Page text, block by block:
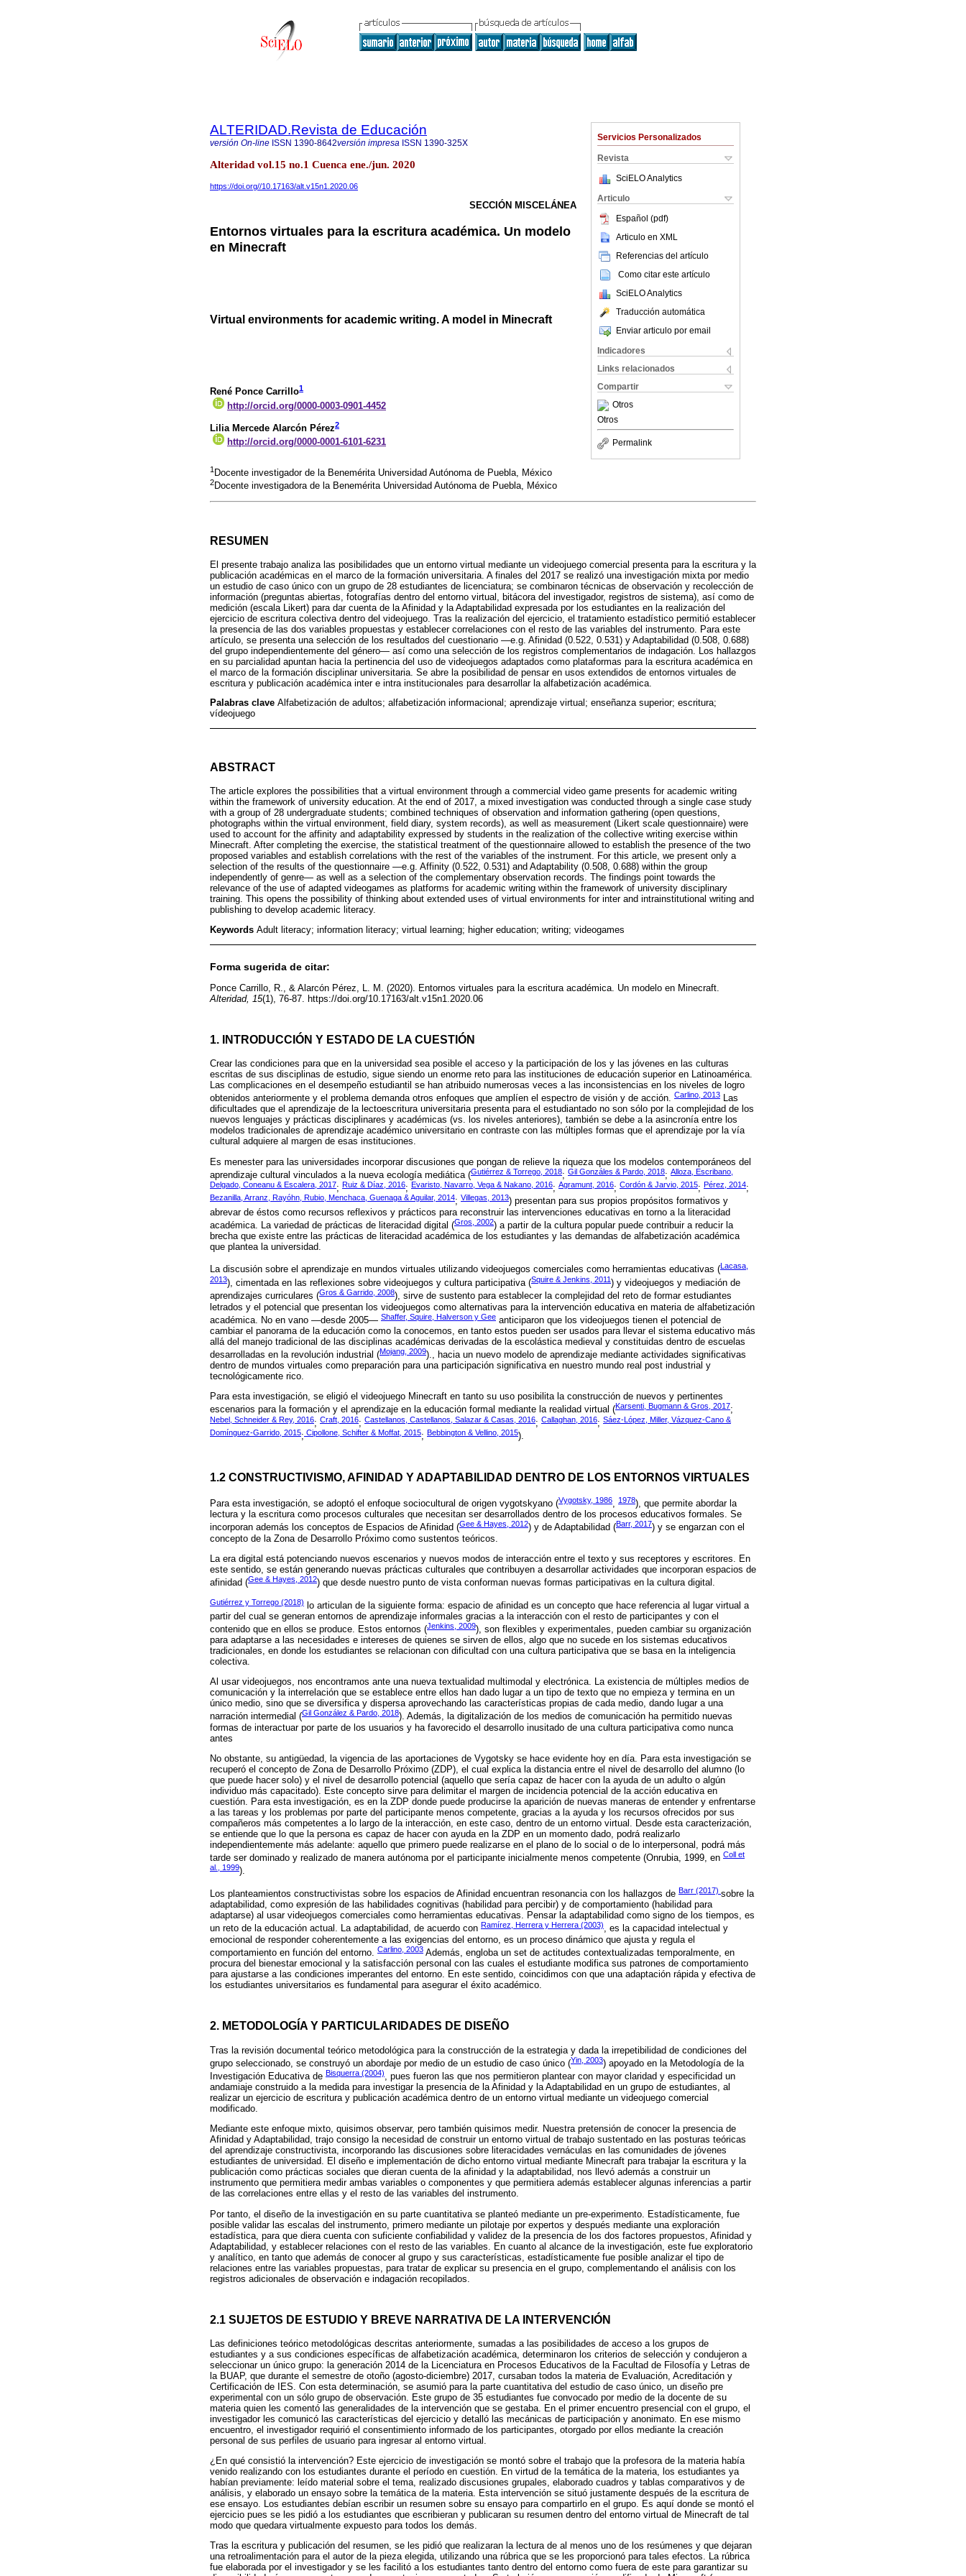
Servicios Personalizados
Revista
SciELO Analytics
Articulo
Español (pdf)
Articulo en XML
Referencias del artículo
Como citar este artículo
SciELO Analytics
Traducción automática
Enviar articulo por email
Indicadores
Links relacionados
Compartir
Otros
Otros
Permalink
ALTERIDAD.Revista de Educación
versión On-line ISSN 1390-8642versión impresa ISSN 1390-325X
Alteridad vol.15 no.1 Cuenca ene./jun. 2020
https://doi.org//10.17163/alt.v15n1.2020.06
SECCIÓN MISCELÁNEA
Entornos virtuales para la escritura académica. Un modelo
en Minecraft
Virtual environments for academic writing. A model in Minecraft
René Ponce Carrillo1
http://orcid.org/0000-0003-0901-4452
Lilia Mercede Alarcón Pérez2
http://orcid.org/0000-0001-6101-6231
1 Docente investigador de la Benemérita Universidad Autónoma de Puebla, México
2Docente investigadora de la Benemérita Universidad Autónoma de Puebla, México
RESUMEN
El presente trabajo analiza las posibilidades que un entorno virtual mediante un videojuego comercial presenta para la escritura y la
publicación académicas en el marco de la formación universitaria. A finales del 2017 se realizó una investigación mixta por medio
un estudio de caso único con un grupo de 28 estudiantes de licenciatura; se combinaron técnicas de observación y recolección de
información (preguntas abiertas, fotografías dentro del entorno virtual, bitácora del investigador, registros de sistema), así como de
medición (escala Likert) para dar cuenta de la Afinidad y la Adaptabilidad expresada por los estudiantes en la realización del
ejercicio de escritura colectiva dentro del videojuego. Tras la realización del ejercicio, el tratamiento estadístico permitió establecer
la presencia de las dos variables propuestas y establecer correlaciones con el resto de las variables del instrumento. Para este
artículo, se presenta una selección de los resultados del cuestionario —e.g. Afinidad (0.522, 0.531) y Adaptabilidad (0.508, 0.688)
del grupo independientemente del género— así como una selección de los registros complementarios de indagación. Los hallazgos
en su parcialidad apuntan hacia la pertinencia del uso de videojuegos adaptados como plataformas para la escritura académica en
el marco de la formación disciplinar universitaria. Se abre la posibilidad de pensar en usos extendidos de entornos virtuales de
escritura y publicación académica inter e intra institucionales para desarrollar la alfabetización académica.
Palabras clave Alfabetización de adultos; alfabetización informacional; aprendizaje virtual; enseñanza superior; escritura;
vídeojuego
ABSTRACT
The article explores the possibilities that a virtual environment through a commercial video game presents for academic writing
within the framework of university education. At the end of 2017, a mixed investigation was conducted through a single case study
with a group of 28 undergraduate students; combined techniques of observation and information gathering (open questions,
photographs within the virtual environment, field diary, system records), as well as measurement (Likert scale questionnaire) were
used to account for the affinity and adaptability expressed by students in the realization of the collective writing exercise within
Minecraft. After completing the exercise, the statistical treatment of the questionnaire allowed to establish the presence of the two
proposed variables and establish correlations with the rest of the variables of the instrument. For this article, we present only a
selection of the results of the questionnaire —e.g. Affinity (0.522, 0.531) and Adaptability (0.508, 0.688) within the group
independently of genre— as well as a selection of the complementary observation records. The findings point towards the
relevance of the use of adapted videogames as platforms for academic writing within the framework of university disciplinary
training. This opens the possibility of thinking about extended uses of virtual environments for inter and intrainstitutional writing and
publishing to develop academic literacy.
Keywords Adult literacy; information literacy; virtual learning; higher education; writing; videogames
Forma sugerida de citar:
Ponce Carrillo, R., & Alarcón Pérez, L. M. (2020). Entornos virtuales para la escritura académica. Un modelo en Minecraft.
Alteridad, 15(1), 76-87. https://doi.org/10.17163/alt.v15n1.2020.06
1. INTRODUCCIÓN Y ESTADO DE LA CUESTIÓN
Crear las condiciones para que en la universidad sea posible el acceso y la participación de los y las jóvenes en las culturas
escritas de sus disciplinas de estudio, sigue siendo un enorme reto para las instituciones de educación superior en Latinoamérica.
Las complicaciones en el desempeño estudiantil se han atribuido numerosas veces a las inconsistencias en los niveles de logro
obtenidos anteriormente y el problema demanda otros enfoques que amplíen el espectro de visión y de acción. Carlino, 2013 Las
dificultades que el aprendizaje de la lectoescritura universitaria presenta para el estudiantado no son sólo por la complejidad de los
nuevos lenguajes y prácticas disciplinares y académicas (vs. los niveles anteriores), también se debe a la asincronía entre los
modelos tradicionales de aprendizaje académico universitario en contraste con las múltiples formas que el aprendizaje por la vía
cultural adquiere al margen de esas instituciones.
Es menester para las universidades incorporar discusiones que pongan de relieve la riqueza que los modelos contemporáneos del
aprendizaje cultural vinculados a la nueva ecología mediática (Gutiérrez & Torrego, 2018; Gil Gonzáles & Pardo, 2018; Alloza, Escribano,
Delgado, Coneanu & Escalera, 2017; Ruiz & Díaz, 2016; Evaristo, Navarro, Vega & Nakano, 2016; Agramunt, 2016; Cordón & Jarvio, 2015; Pérez, 2014;
Bezanilla, Arranz, Rayóhn, Rubio, Menchaca, Guenaga & Aguilar, 2014; Villegas, 2013) presentan para sus propios propósitos formativos y
abrevar de éstos como recursos reflexivos y prácticos para reconstruir las intervenciones educativas en torno a la literacidad
académica. La variedad de prácticas de literacidad digital (Gros, 2002) a partir de la cultura popular puede contribuir a reducir la
brecha que existe entre las prácticas de literacidad académica de los estudiantes y las demandas de alfabetización académica
que plantea la universidad.
La discusión sobre el aprendizaje en mundos virtuales utilizando videojuegos comerciales como herramientas educativas ( Lacasa,
2013), cimentada en las reflexiones sobre videojuegos y cultura participativa (Squire & Jenkins, 2011) y videojuegos y mediación de
aprendizajes curriculares (Gros & Garrido, 2008), sirve de sustento para establecer la complejidad del reto de formar estudiantes
letrados y el potencial que presentan los videojuegos como alternativas para la intervención educativa en materia de alfabetización
académica. No en vano —desde 2005— Shaffer, Squire, Halverson y Gee anticiparon que los videojuegos tienen el potencial de
cambiar el panorama de la educación como la conocemos, en tanto estos pueden ser usados para llevar el sistema educativo más
allá del manejo tradicional de las disciplinas académicas derivadas de la escolástica medieval y constituidas dentro de escuelas
desarrolladas en la revolución industrial (Mojang, 2009)., hacia un nuevo modelo de aprendizaje mediante actividades significativas
dentro de mundos virtuales como preparación para una participación significativa en nuestro mundo real post industrial y
tecnológicamente rico.
Para esta investigación, se eligió el videojuego Minecraft en tanto su uso posibilita la construcción de nuevos y pertinentes
escenarios para la formación y el aprendizaje en la educación formal mediante la realidad virtual (Karsenti, Bugmann & Gros, 2017;
Nebel, Schneider & Rey, 2016; Craft, 2016; Castellanos, Castellanos, Salazar & Casas, 2016; Callaghan, 2016; Sáez-López, Miller, Vázquez-Cano &
Domínguez-Garrido, 2015; Cipollone, Schifter & Moffat, 2015; Bebbington & Vellino, 2015).
1.2 CONSTRUCTIVISMO, AFINIDAD Y ADAPTABILIDAD DENTRO DE LOS ENTORNOS VIRTUALES
Para esta investigación, se adoptó el enfoque sociocultural de origen vygotskyano (Vygotsky, 1986, 1978), que permite abordar la
lectura y la escritura como procesos culturales que necesitan ser desarrollados dentro de los procesos educativos formales. Se
incorporan además los conceptos de Espacios de Afinidad (Gee & Hayes, 2012) y de Adaptabilidad (Barr, 2017) y se engarzan con el
concepto de la Zona de Desarrollo Próximo como sustentos teóricos.
La era digital está potenciando nuevos escenarios y nuevos modos de interacción entre el texto y sus receptores y escritores. En
este sentido, se están generando nuevas prácticas culturales que contribuyen a desarrollar actividades que incorporan espacios de
afinidad (Gee & Hayes, 2012) que desde nuestro punto de vista conforman nuevas formas participativas en la cultura digital.
Gutiérrez y Torrego (2018)
lo articulan de la siguiente forma: espacio de afinidad es un concepto que hace referencia al lugar virtual a
partir del cual se generan entornos de aprendizaje informales gracias a la interacción con el resto de participantes y con el
contenido que en ellos se produce. Estos entornos (Jenkins, 2009), son flexibles y experimentales, pueden cambiar su organización
para adaptarse a las necesidades e intereses de quienes se sirven de ellos, algo que no sucede en los sistemas educativos
tradicionales, en donde los estudiantes se relacionan con dificultad con una cultura participativa que se basa en la inteligencia
colectiva.
Al usar videojuegos, nos encontramos ante una nueva textualidad multimodal y electrónica. La existencia de múltiples medios de
comunicación y la interrelación que se establece entre ellos han dado lugar a un tipo de texto que no empieza y termina en un
único medio, sino que se diversifica y dispersa aprovechando las características propias de cada medio, dando lugar a una
narración intermedial (Gil González & Pardo, 2018). Además, la digitalización de los medios de comunicación ha permitido nuevas
formas de interactuar por parte de los usuarios y ha favorecido el desarrollo inusitado de una cultura participativa como nunca
antes
No obstante, su antigüedad, la vigencia de las aportaciones de Vygotsky se hace evidente hoy en día. Para esta investigación se
recuperó el concepto de Zona de Desarrollo Próximo (ZDP), el cual explica la distancia entre el nivel de desarrollo del alumno (lo
que puede hacer solo) y el nivel de desarrollo potencial (aquello que sería capaz de hacer con la ayuda de un adulto o algún
individuo más capacitado). Este concepto sirve para delimitar el margen de incidencia potencial de la acción educativa en
cuestión. Para esta investigación, es en la ZDP donde puede producirse la aparición de nuevas maneras de entender y enfrentarse
a las tareas y los problemas por parte del participante menos competente, gracias a la ayuda y los recursos ofrecidos por sus
compañeros más competentes a lo largo de la interacción, en este caso, dentro de un entorno virtual. Desde esta caracterización,
se entiende que lo que la persona es capaz de hacer con ayuda en la ZDP en un momento dado, podrá realizarlo
independientemente más adelante: aquello que primero puede realizarse en el plano de lo social o de lo interpersonal, podrá más
tarde ser dominado y realizado de manera autónoma por el participante inicialmente menos competente (Onrubia, 1999, en Coll et
al., 1999).
Los planteamientos constructivistas sobre los espacios de Afinidad encuentran resonancia con los hallazgos de Barr (2017) sobre la
adaptabilidad, como expresión de las habilidades cognitivas (habilidad para percibir) y de comportamiento (habilidad para
adaptarse) al usar videojuegos comerciales como herramientas educativas. Pensar la adaptabilidad como signo de los tiempos, es
un reto de la educación actual. La adaptabilidad, de acuerdo con Ramírez, Herrera y Herrera (2003), es la capacidad intelectual y
emocional de responder coherentemente a las exigencias del entorno, es un proceso dinámico que ajusta y regula el
comportamiento en función del entorno. Carlino, 2003 Además, engloba un set de actitudes contextualizadas temporalmente, en
procura del bienestar emocional y la satisfacción personal con las cuales el estudiante modifica sus patrones de comportamiento
para ajustarse a las condiciones imperantes del entorno. En este sentido, coincidimos con que una adaptación rápida y efectiva de
los estudiantes universitarios es fundamental para asegurar el éxito académico.
2. METODOLOGÍA Y PARTICULARIDADES DE DISEÑO
Tras la revisión documental teórico metodológica para la construcción de la estrategia y dada la irrepetibilidad de condiciones del
grupo seleccionado, se construyó un abordaje por medio de un estudio de caso único (Yin, 2003) apoyado en la Metodología de la
Investigación Educativa de Bisquerra (2004), pues fueron las que nos permitieron plantear con mayor claridad y especificidad un
andamiaje construido a la medida para investigar la presencia de la Afinidad y la Adaptabilidad en un grupo de estudiantes, al
realizar un ejercicio de escritura y publicación académica dentro de un entorno virtual mediante un videojuego comercial
modificado.
Mediante este enfoque mixto, quisimos observar, pero también quisimos medir. Nuestra pretensión de conocer la presencia de
Afinidad y Adaptabilidad, trajo consigo la necesidad de construir un entorno virtual de trabajo sustentado en las posturas teóricas
del aprendizaje constructivista, incorporando las discusiones sobre literacidades vernáculas en las comunidades de jóvenes
estudiantes de universidad. El diseño e implementación de dicho entorno virtual mediante Minecraft para trabajar la escritura y la
publicación como prácticas sociales que dieran cuenta de la afinidad y la adaptabilidad, nos llevó además a construir un
instrumento que permitiera medir ambas variables o componentes y que permitiera además establecer algunas inferencias a partir
de las correlaciones entre ellas y el resto de las variables del instrumento.
Por tanto, el diseño de la investigación en su parte cuantitativa se planteó mediante un pre-experimento. Estadísticamente, fue
posible validar las escalas del instrumento, primero mediante un pilotaje por expertos y después mediante una exploración
estadística, para que diera cuenta con suficiente confiabilidad y validez de la presencia de los dos factores propuestos, Afinidad y
Adaptabilidad, y establecer relaciones con el resto de las variables. En cuanto al alcance de la investigación, este fue exploratorio
y analítico, en tanto que además de conocer al grupo y sus características, estadísticamente fue posible analizar el tipo de
relaciones entre las variables propuestas, para tratar de explicar su presencia en el grupo, complementando el análisis con los
registros adicionales de observación e indagación recopilados.
2.1 SUJETOS DE ESTUDIO Y BREVE NARRATIVA DE LA INTERVENCIÓN
Las definiciones teórico metodológicas descritas anteriormente, sumadas a las posibilidades de acceso a los grupos de
estudiantes y a sus condiciones específicas de alfabetización académica, determinaron los criterios de selección y condujeron a
seleccionar un único grupo: la generación 2014 de la Licenciatura en Procesos Educativos de la Facultad de Filosofía y Letras de
la BUAP, que durante el semestre de otoño (agosto-diciembre) 2017, cursaban todos la materia de Evaluación, Acreditación y
Certificación de IES. Con esta determinación, se asumió para la parte cuantitativa del estudio de caso único, un diseño pre
experimental con un sólo grupo de observación. Este grupo de 35 estudiantes fue convocado por medio de la docente de su
materia quien les comentó las generalidades de la intervención que se gestaba. En el primer encuentro presencial con el grupo, el
investigador les comunicó las características del ejercicio y detalló las mecánicas de participación y anonimato. En ese mismo
encuentro, el investigador requirió el consentimiento informado de los participantes, otorgado por ellos mediante la creación
personal de sus perfiles de usuario para ingresar al entorno virtual.
¿En qué consistió la intervención? Este ejercicio de investigación se montó sobre el trabajo que la profesora de la materia había
venido realizando con los estudiantes durante el período en cuestión. En virtud de la temática de la materia, los estudiantes ya
habían previamente: leído material sobre el tema, realizado discusiones grupales, elaborado cuadros y tablas comparativos y de
análisis, y elaborado un ensayo sobre la temática de la materia. Esta intervención se situó justamente después de la escritura de
ese ensayo. Los estudiantes debían escribir un resumen sobre su ensayo para compartirlo en el grupo. Es aquí donde se montó el
ejercicio pues se les pidió a los estudiantes que escribieran y publicaran su resumen dentro del entorno virtual de Minecraft de tal
modo que quedara virtualmente expuesto para todos los demás.
Tras la escritura y publicación del resumen, se les pidió que realizaran la lectura de al menos uno de los resúmenes y que dejaran
una retroalimentación para el autor de la pieza elegida, utilizando una rúbrica que se les proporcionó para tales efectos. La rúbrica
fue elaborada por el investigador y se les facilitó a los estudiantes tanto dentro del entorno como fuera de este para garantizar su